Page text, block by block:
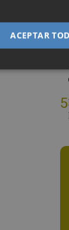
3
4
5
ACEPTAR